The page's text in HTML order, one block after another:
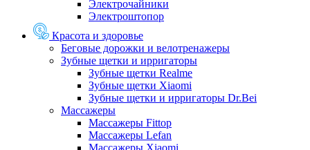
Электрочайники
Электроштопор
Красота и здоровье
Беговые дорожки и велотренажеры
Зубные щетки и ирригаторы
Зубные щетки Realme
Зубные щетки Xiaomi
Зубные щетки и ирригаторы Dr.Bei
Массажеры
Массажеры Fittop
Массажеры Lefan
Массажеры Xiaomi